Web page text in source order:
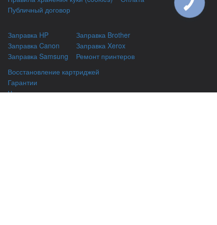
Публичный договор
Заправка HP
Заправка Canon
Заправка Samsung
Заправка Brother
Заправка Xerox
Ремонт принтеров
Восстановление картриджей
Гарантии
Чаво
КНОПКА
ЗВ'ЯЗКУ